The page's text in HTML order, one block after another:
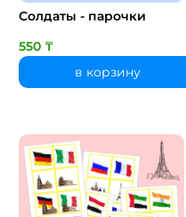
Солдаты - парочки
550 ₸
в корзину